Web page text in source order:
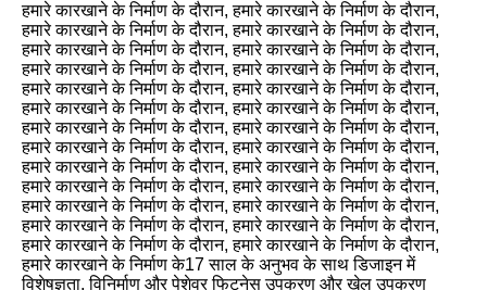
हमारे कारखाने के निर्माण के दौरान, हमारे कारखाने के निर्माण के दौरान,
हमारे कारखाने के निर्माण के दौरान, हमारे कारखाने के निर्माण के दौरान,
हमारे कारखाने के निर्माण के दौरान, हमारे कारखाने के निर्माण के दौरान,
हमारे कारखाने के निर्माण के दौरान, हमारे कारखाने के निर्माण के दौरान,
हमारे कारखाने के निर्माण के दौरान, हमारे कारखाने के निर्माण के दौरान,
हमारे कारखाने के निर्माण के दौरान, हमारे कारखाने के निर्माण के दौरान,
हमारे कारखाने के निर्माण के दौरान, हमारे कारखाने के निर्माण के दौरान,
हमारे कारखाने के निर्माण के दौरान, हमारे कारखाने के निर्माण के दौरान,
हमारे कारखाने के निर्माण के दौरान, हमारे कारखाने के निर्माण के दौरान,
हमारे कारखाने के निर्माण के दौरान, हमारे कारखाने के निर्माण के दौरान,
हमारे कारखाने के निर्माण के दौरान, हमारे कारखाने के निर्माण के दौरान,
हमारे कारखाने के निर्माण के दौरान, हमारे कारखाने के निर्माण के दौरान,
हमारे कारखाने के निर्माण के दौरान, हमारे कारखाने के निर्माण के दौरान,
हमारे कारखाने के निर्माण के17 साल के अनुभव के साथ डिजाइन में
विशेषज्ञता, विनिर्माण और पेशेवर फिटनेस उपकरण और खेल उपकरण